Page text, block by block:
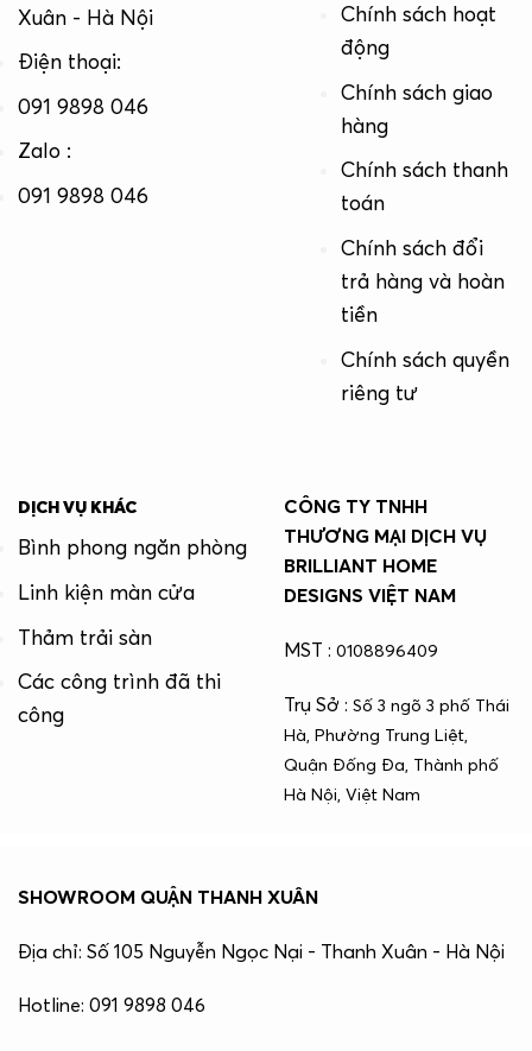
Xuân - Hà Nội
Điện thoại:
091 9898 046
Zalo :
091 9898 046
Chính sách hoạt
động
Chính sách giao
hàng
Chính sách thanh
toán
Chính sách đổi
trả hàng và hoàn
tiền
Chính sách quyền
riêng tư
DỊCH VỤ KHÁC
Bình phong ngăn phòng
Linh kiện màn cửa
Thảm trải sàn
Các công trình đã thi
công
CÔNG TY TNHH
THƯƠNG MẠI DỊCH VỤ
BRILLIANT HOME
DESIGNS VIỆT NAM
MST : 0108896409
Trụ Sở : Số 3 ngõ 3 phố Thái
Hà, Phường Trung Liệt,
Quận Đống Đa, Thành phố
Hà Nội, Việt Nam
SHOWROOM QUẬN THANH XUÂN
Địa chỉ: Số 105 Nguyễn Ngọc Nại - Thanh Xuân - Hà Nội
Hotline: 091 9898 046